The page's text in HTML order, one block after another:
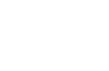
de razón vital. En
vida española (1939)
conocimiento poético a
de la que Zambrano
literaria española del
poesía; iniciando así el
a España, sueño y